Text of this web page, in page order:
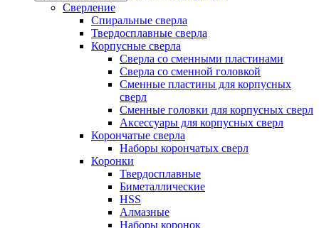
Сверление
Спиральные сверла
Твердосплавные сверла
Корпусные сверла
Сверла со сменными пластинами
Сверла со сменной головкой
Сменные пластины для корпусных
сверл
Сменные головки для корпусных сверл
Аксессуары для корпусных сверл
Корончатые сверла
Наборы корончатых сверл
Коронки
Твердосплавные
Биметаллические
HSS
Алмазные
Наборы коронок